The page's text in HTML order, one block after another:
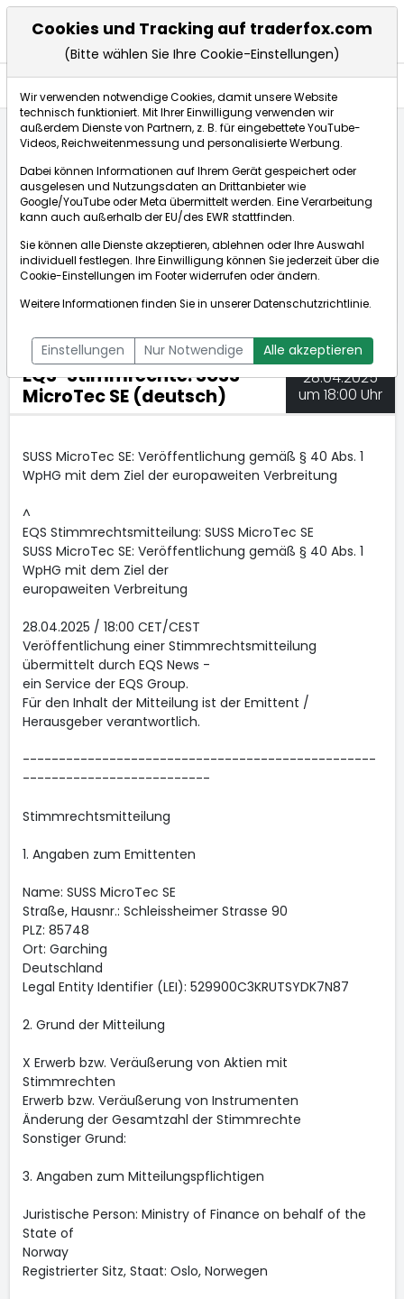
EQS-Stimmrechte: SUSS MicroTec SE (deutsch)
dpa-AFX Compact
ÜBERSICHT DPA-AFX PROFEED
DPA-AFX COMPACT
NEWSBOT
EQS-Stimmrechte: SUSS
MicroTec SE (deutsch)
28.04.2025
um 18:00 Uhr
SUSS MicroTec SE: Veröffentlichung gemäß § 40 Abs. 1
WpHG mit dem Ziel der europaweiten Verbreitung
^
EQS Stimmrechtsmitteilung: SUSS MicroTec SE
SUSS MicroTec SE: Veröffentlichung gemäß § 40 Abs. 1
WpHG mit dem Ziel der
europaweiten Verbreitung
28.04.2025 / 18:00 CET/CEST
Veröffentlichung einer Stimmrechtsmitteilung
übermittelt durch EQS News -
ein Service der EQS Group.
Für den Inhalt der Mitteilung ist der Emittent /
Herausgeber verantwortlich.
-------------------------------------------------
--------------------------
Stimmrechtsmitteilung
1. Angaben zum Emittenten
Name: SUSS MicroTec SE
Straße, Hausnr.: Schleissheimer Strasse 90
PLZ: 85748
Ort: Garching
Deutschland
Legal Entity Identifier (LEI): 529900C3KRUTSYDK7N87
2. Grund der Mitteilung
X Erwerb bzw. Veräußerung von Aktien mit
Stimmrechten
Erwerb bzw. Veräußerung von Instrumenten
Änderung der Gesamtzahl der Stimmrechte
Sonstiger Grund:
3. Angaben zum Mitteilungspflichtigen
Juristische Person: Ministry of Finance on behalf of the
State of
Norway
Registrierter Sitz, Staat: Oslo, Norwegen
Cookies und Tracking auf traderfox.com
(Bitte wählen Sie Ihre Cookie-Einstellungen)
Wir verwenden notwendige Cookies, damit unsere Website
technisch funktioniert. Mit Ihrer Einwilligung verwenden wir
außerdem Dienste von Partnern, z. B. für eingebettete YouTube-
Videos, Reichweitenmessung und personalisierte Werbung.
Dabei können Informationen auf Ihrem Gerät gespeichert oder
ausgelesen und Nutzungsdaten an Drittanbieter wie
Google/YouTube oder Meta übermittelt werden. Eine Verarbeitung
kann auch außerhalb der EU/des EWR stattfinden.
Sie können alle Dienste akzeptieren, ablehnen oder Ihre Auswahl
individuell festlegen. Ihre Einwilligung können Sie jederzeit über die
Cookie-Einstellungen im Footer widerrufen oder ändern.
Weitere Informationen finden Sie in unsererDatenschutzrichtlinie.
Einstellungen Nur Notwendige Alle akzeptieren